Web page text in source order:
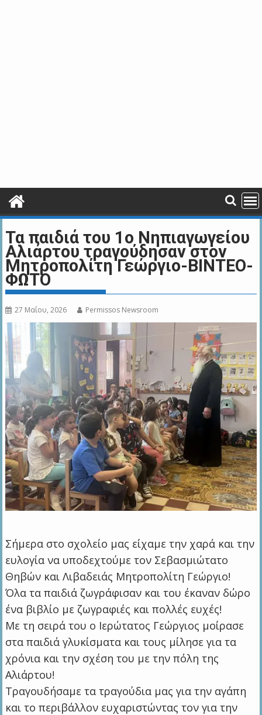
Τα παιδιά του 1ο Νηπιαγωγείου
Αλιάρτου τραγούδησαν στον
Μητροπολίτη Γεώργιο-ΒΙΝΤΕΟ-
ΦΩΤΟ
27 Μαΐου, 2026 Permissos Newsroom
Σήμερα στο σχολείο μας είχαμε την χαρά και την
ευλογία να υποδεχτούμε τον Σεβασμιώτατο
Θηβών και Λιβαδειάς Μητροπολίτη Γεώργιο!
Όλα τα παιδιά ζωγράφισαν και του έκαναν δώρο
ένα βιβλίο με ζωγραφιές και πολλές ευχές!
Με τη σειρά του ο Ιερώτατος Γεώργιος μοίρασε
στα παιδιά γλυκίσματα και τους μίλησε για τα
χρόνια και την σχέση του με την πόλη της
Αλιάρτου!
Τραγουδήσαμε τα τραγούδια μας για την αγάπη
και το περιβάλλον ευχαριστώντας τον για την